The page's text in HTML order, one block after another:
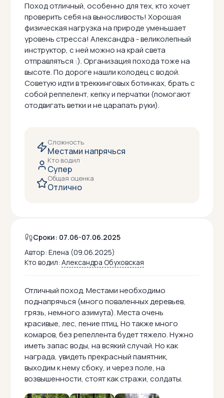
Поход отличный, особенно для тех, кто хочет
проверить себя на выносливость! Хорошая
физическая нагрузка на природе уменьшает
уровень стресса! Александра - великолепный
инструктор, с ней можно на край света
отправляться :). Организация похода тоже на
высоте. По дороге нашли колодец с водой.
Советую идти в треккинговых ботинках, брать с
собой реппелент, кепку и перчатки (помогают
отодвигать ветки и не царапать руки).
Сложность
Местами напрячься
Кто водил
Супер
Общая оценка
Отлично
Сроки: 07.06-07.06.2025
Автор: Елена (09.06.2025)
Кто водил: Александра Обуховская
Отличный поход. Местами необходимо
поднапрячься (много поваленных деревьев,
грязь, немного азимута). Места очень
красивые, лес, пение птиц. Но также много
комаров, без репеллента будет тяжело. Нужно
иметь запас воды, на всякий случай. Но как
награда, увидеть прекрасный памятник,
выходим к нему сбоку, и через поле, на
возвышенности, стоят как стражи, солдаты.